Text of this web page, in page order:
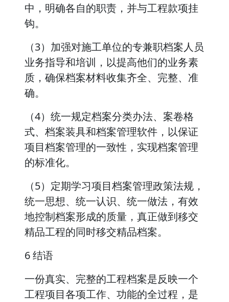
中，明确各自的职责，并与工程款项挂
钩。
（3）加强对施工单位的专兼职档案人员
业务指导和培训，以提高他们的业务素
质，确保档案材料收集齐全、完整、准
确。
（4）统一规定档案分类办法、案卷格
式、档案装具和档案管理软件，以保证
项目档案管理的一致性，实现档案管理
的标准化。
（5）定期学习项目档案管理政策法规，
统一思想、统一认识、统一做法，有效
地控制档案形成的质量，真正做到移交
精品工程的同时移交精品档案。
6 结语
一份真实、完整的工程档案是反映一个
工程项目各项工作、功能的全过程，是